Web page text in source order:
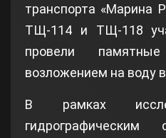
транспорта «Марина
ТЩ-114 и ТЩ-118
провели
возложением на воду
В рамках
гидрографическим